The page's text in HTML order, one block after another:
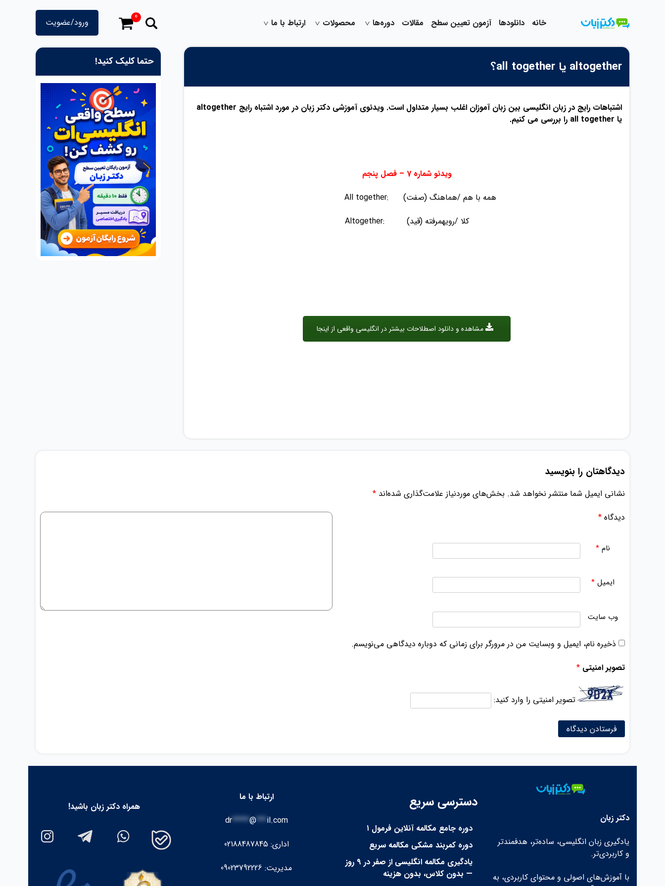
خانه دانلودها آزمون تعیین سطح مقالات دوره‌ها محصولات ارتباط با ما ورود/عضویت
0
حتما کلیک کنید! altogether یا all together؟
اشتباهات رایج در زبان انگلیسی بین زبان آموزان اغلب بسیار متداول است. ویدئوی آموزشی دکتر زبان در مورد اشتباه رایج altogether
یا all together را بررسی می کنیم.
ویدئو شماره 7 – فصل پنجم
All together: (همه با هم /هماهنگ (صفت
Altogether: (کلا /رویهمرفته (قید
مشاهده و دانلود اصطلاحات بیشتر در انگلیسی واقعی از اینجا
دیدگاهتان را بنویسید
نشانی ایمیل شما منتشر نخواهد شد. بخش‌های موردنیاز علامت‌گذاری شده‌اند *
دیدگاه *
نام*
ایمیل*
وب‌ سایت
ذخیره نام، ایمیل و وبسایت من در مرورگر برای زمانی که دوباره دیدگاهی می‌نویسم.
تصویر امنیتی *
تصویر امنیتی را وارد کنید:
همراه دکتر زبان باشید!
ارتباط با ما
dr*****@***il.com
اداری: 02188487845
مدیریت: 09023792226
دسترسی سریع
دوره جامع مکالمه آنلاین فرمول ۱
دوره کمربند مشکی مکالمه سریع
یادگیری مکالمه انگلیسی از صفر در ۹ روز
— بدون کلاس، بدون هزینه
دکتر زبان
یادگیری زبان انگلیسی، ساده‌تر، هدفمندتر
و کاربردی‌تر.
با آموزش‌های اصولی و محتوای کاربردی، به